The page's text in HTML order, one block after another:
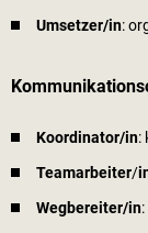
Umsetzer/in:
Koordinator/in:
Teamarbeiter/
Wegbereiter/in